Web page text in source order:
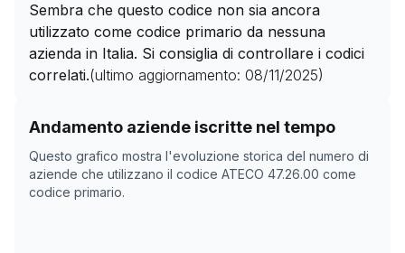
Sembra che questo codice non sia ancora
utilizzato come codice primario da nessuna
azienda in Italia. Si consiglia di controllare i codici
correlati.(ultimo aggiornamento: 08/11/2025)
Andamento aziende iscritte nel tempo
Questo grafico mostra l'evoluzione storica del numero di
aziende che utilizzano il codice ATECO 47.26.00 come
codice primario.
Storico numero di aziende con codice ATECO
Data rilevazione
04/04/2025
0
19/05/2025